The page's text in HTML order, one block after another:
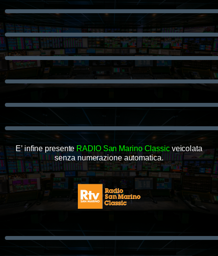
E’ infine presenteRADIO San Marino Classicveicolata
senza numerazione automatica.